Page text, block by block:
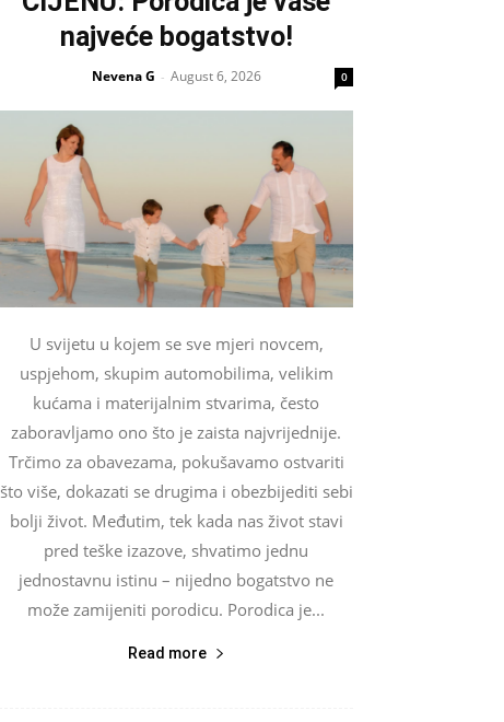
najveće bogatstvo!
Nevena G - August 6, 2026 0
U svijetu u kojem se sve mjeri novcem,
uspjehom, skupim automobilima, velikim
kućama i materijalnim stvarima, često
zaboravljamo ono što je zaista najvrijednije.
Trčimo za obavezama, pokušavamo ostvariti
što više, dokazati se drugima i obezbijediti sebi
bolji život. Međutim, tek kada nas život stavi
pred teške izazove, shvatimo jednu
jednostavnu istinu – nijedno bogatstvo ne
može zamijeniti porodicu. Porodica je...
Read more